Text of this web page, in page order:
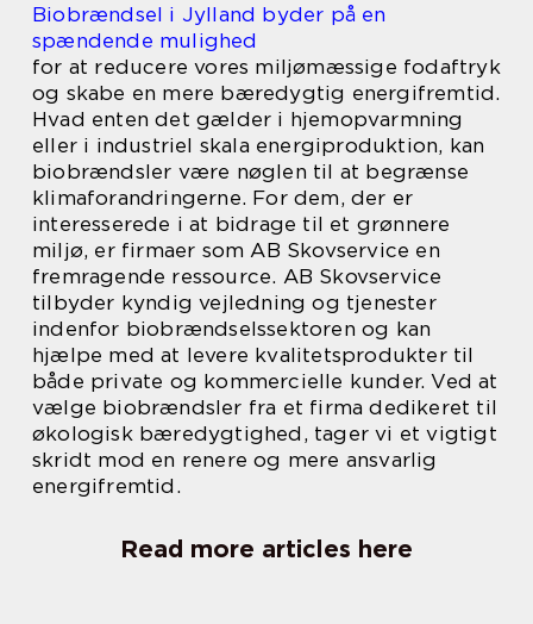
Biobrændsel i Jylland byder på en
spændende mulighed
for at reducere vores miljømæssige fodaftryk
og skabe en mere bæredygtig energifremtid.
Hvad enten det gælder i hjemopvarmning
eller i industriel skala energiproduktion, kan
biobrændsler være nøglen til at begrænse
klimaforandringerne. For dem, der er
interesserede i at bidrage til et grønnere
miljø, er firmaer som AB Skovservice en
fremragende ressource. AB Skovservice
tilbyder kyndig vejledning og tjenester
indenfor biobrændselssektoren og kan
hjælpe med at levere kvalitetsprodukter til
både private og kommercielle kunder. Ved at
vælge biobrændsler fra et firma dedikeret til
økologisk bæredygtighed, tager vi et vigtigt
skridt mod en renere og mere ansvarlig
energifremtid.
Read more articles here